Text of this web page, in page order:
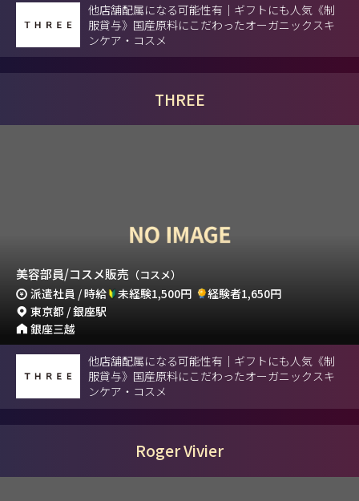
他店舗配属になる可能性有｜ギフトにも人気《制
服貸与》国産原料にこだわったオーガニックスキ
ンケア・コスメ
THREE
美容部員/コスメ販売 （コスメ）
派遣社員 / 時給 未経験1,500円
経験者1,650円
東京都 / 銀座駅
銀座三越
他店舗配属になる可能性有｜ギフトにも人気《制
服貸与》国産原料にこだわったオーガニックスキ
ンケア・コスメ
Roger Vivier